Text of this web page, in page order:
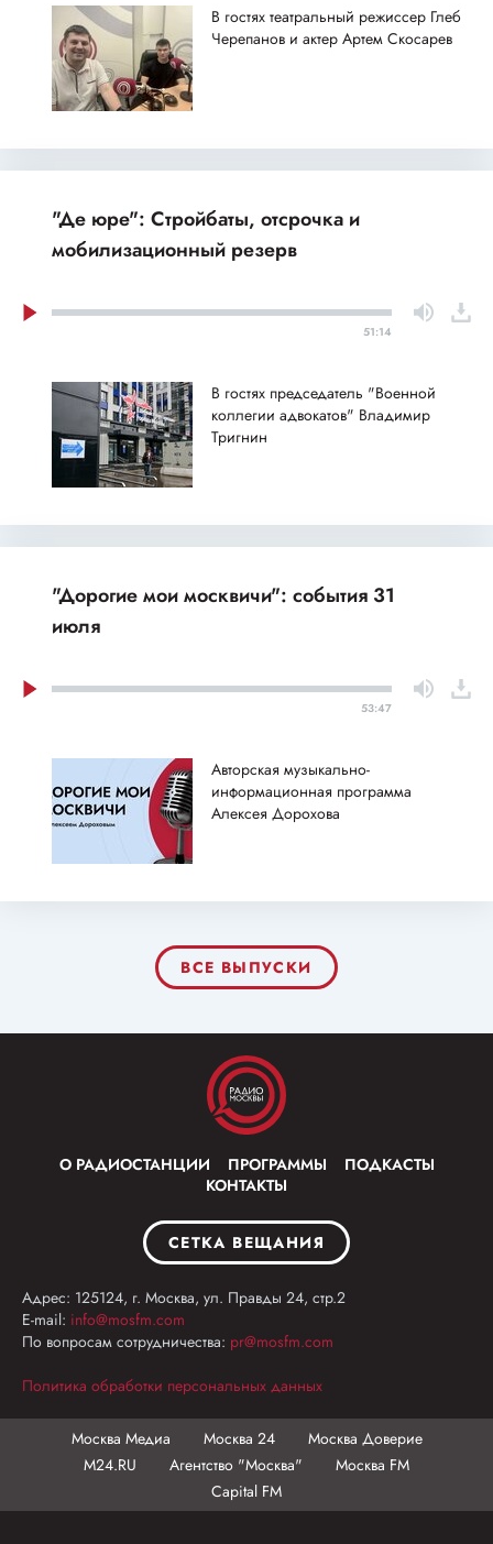
В гостях театральный режиссер Глеб
Черепанов и актер Артем Скосарев
"Де юре": Стройбаты, отсрочка и
мобилизационный резерв
51:14
В гостях председатель "Военной
коллегии адвокатов" Владимир
Тригнин
"Дорогие мои москвичи": события 31
июля
53:47
Авторская музыкально-
информационная программа
Алексея Дорохова
ВСЕ ВЫПУСКИ
О РАДИОСТАНЦИИ ПРОГРАММЫ
ПОДКАСТЫ
КОНТАКТЫ
СЕТКА ВЕЩАНИЯ
Адрес: 125124, г. Москва, ул. Правды 24, стр.2
E-mail: info@mosfm.com
По вопросам сотрудничества: pr@mosfm.com
Политика обработки персональных данных
Москва Медиа Москва 24
Москва Доверие
М24.RU
Агентство "Москва"
Москва FM
Capital FM